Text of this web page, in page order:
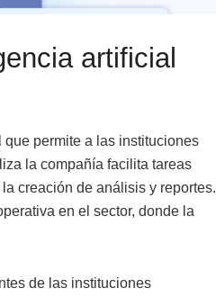
artificial
permite a las instituciones
la compañía facilita tareas
creación de análisis y reportes.
en el sector, donde la
de las instituciones